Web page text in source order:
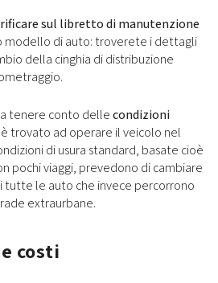
sul libretto di manutenzione
modello di auto: troverete i dettagli
della cinghia di distribuzione
tenere conto dellecondizioni
trovato ad operare il veicolo nel
di usura standard, basate cioè
pochi viaggi, prevedono di cambiare
tutte le auto che invece percorrono
extraurbane.
costi